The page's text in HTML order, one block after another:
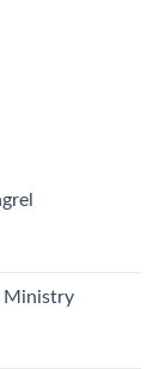
Ministry